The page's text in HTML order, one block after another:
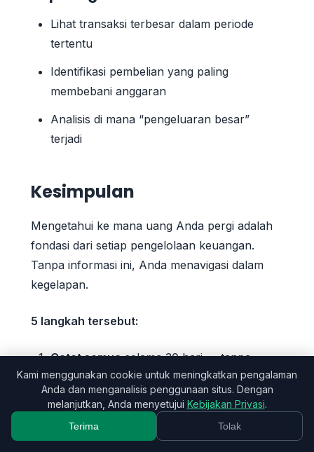
Lihat transaksi terbesar dalam periode
tertentu
Identifikasi pembelian yang paling
membebani anggaran
Analisis di mana “pengeluaran besar”
terjadi
Kesimpulan
Mengetahui ke mana uang Anda pergi adalah
fondasi dari setiap pengelolaan keuangan.
Tanpa informasi ini, Anda menavigasi dalam
kegelapan.
5 langkah tersebut:
Catat semuaselama 30 hari — tanpa
kecuali
Analisis diagram lingkaran— proporsi
mengungkapkan kebenaran
Kami menggunakan cookie untuk meningkatkan pengalaman
Anda dan menganalisis penggunaan situs. Dengan
melanjutkan, Anda menyetujui Kebijakan Privasi.
Terima Tolak